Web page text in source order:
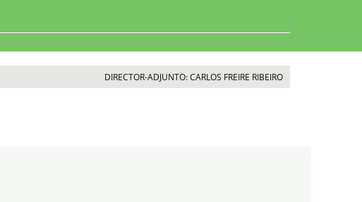
DIRECTOR-ADJUNTO: CARLOS FREIRE RIBEIRO